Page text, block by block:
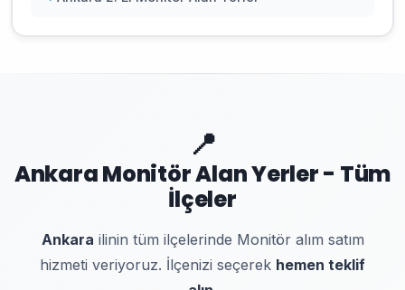
📍
Ankara Monitör Alan Yerler - Tüm
İlçeler
Ankara ilinin tüm ilçelerinde Monitör alım satım
hizmeti veriyoruz. İlçenizi seçerek hemen teklif